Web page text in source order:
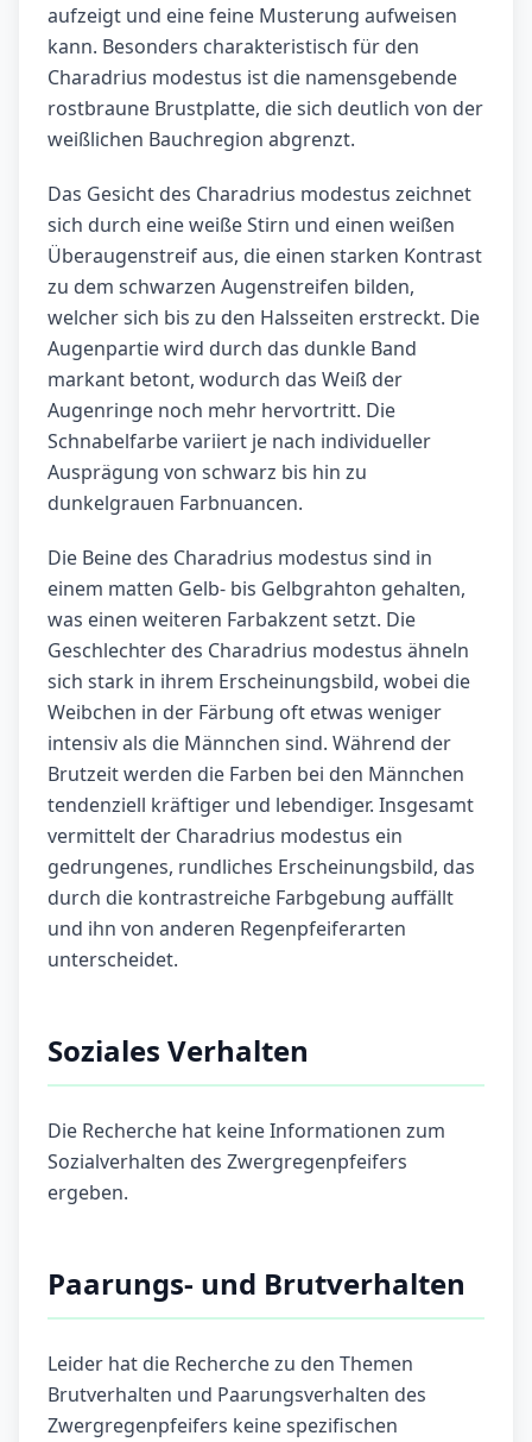
aufzeigt und eine feine Musterung aufweisen
kann. Besonders charakteristisch für den
Charadrius modestus ist die namensgebende
rostbraune Brustplatte, die sich deutlich von der
weißlichen Bauchregion abgrenzt.
Das Gesicht des Charadrius modestus zeichnet
sich durch eine weiße Stirn und einen weißen
Überaugenstreif aus, die einen starken Kontrast
zu dem schwarzen Augenstreifen bilden,
welcher sich bis zu den Halsseiten erstreckt. Die
Augenpartie wird durch das dunkle Band
markant betont, wodurch das Weiß der
Augenringe noch mehr hervortritt. Die
Schnabelfarbe variiert je nach individueller
Ausprägung von schwarz bis hin zu
dunkelgrauen Farbnuancen.
Die Beine des Charadrius modestus sind in
einem matten Gelb- bis Gelbgrahton gehalten,
was einen weiteren Farbakzent setzt. Die
Geschlechter des Charadrius modestus ähneln
sich stark in ihrem Erscheinungsbild, wobei die
Weibchen in der Färbung oft etwas weniger
intensiv als die Männchen sind. Während der
Brutzeit werden die Farben bei den Männchen
tendenziell kräftiger und lebendiger. Insgesamt
vermittelt der Charadrius modestus ein
gedrungenes, rundliches Erscheinungsbild, das
durch die kontrastreiche Farbgebung auffällt
und ihn von anderen Regenpfeiferarten
unterscheidet.
Soziales Verhalten
Die Recherche hat keine Informationen zum
Sozialverhalten des Zwergregenpfeifers
ergeben.
Paarungs- und Brutverhalten
Leider hat die Recherche zu den Themen
Brutverhalten und Paarungsverhalten des
Zwergregenpfeifers keine spezifischen